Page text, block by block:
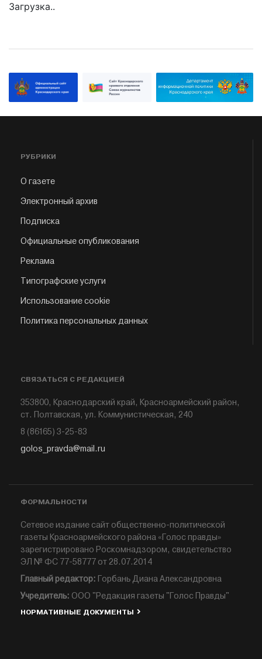
Загрузка..
РУБРИКИ
О газете
Электронный архив
Подписка
Официальные опубликования
Реклама
Типографские услуги
Использование cookie
Политика персональных данных
СВЯЗАТЬСЯ С РЕДАКЦИЕЙ
353800, Краснодарский край, Красноармейский район,
ст. Полтавская, ул. Коммунистическая, 240
8 (86165) 3-25-83
golos_pravda@mail.ru
ФОРМАЛЬНОСТИ
Сетевое издание сайт общественно-политической
газеты Красноармейского района «Голос правды»
зарегистрировано Роскомнадзором, свидетельство
ЭЛ № ФС 77-58777 от 28.07.2014
Главный редактор: Горбань Диана Александровна
Учредитель: ООО "Редакция газеты "Голос Правды"
НОРМАТИВНЫЕ ДОКУМЕНТЫ